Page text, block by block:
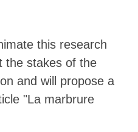
this research
the stakes of the
and will propose a
"La marbrure